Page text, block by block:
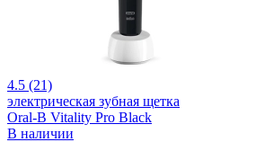
4.5 (21)
электрическая зубная щетка
Oral-B Vitality Pro Black
В наличии